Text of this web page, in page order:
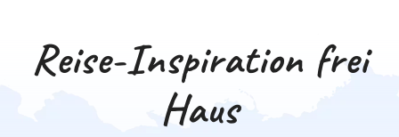
Reise-Inspiration frei
Haus